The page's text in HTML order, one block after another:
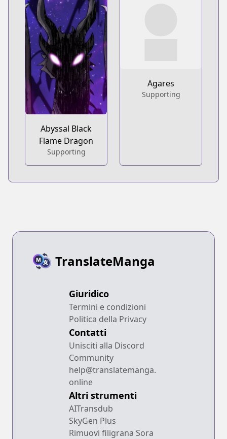
Abyssal Black
Flame Dragon
Supporting
Agares
Supporting
TranslateManga
Giuridico
Termini e condizioni
Politica della Privacy
Contatti
Unisciti alla Discord
Community
help@translatemanga.
online
Altri strumenti
AITransdub
SkyGen Plus
Rimuovi filigrana Sora